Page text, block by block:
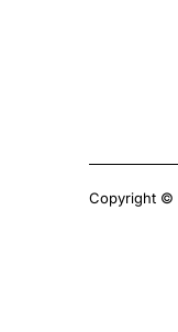
Copyright ©